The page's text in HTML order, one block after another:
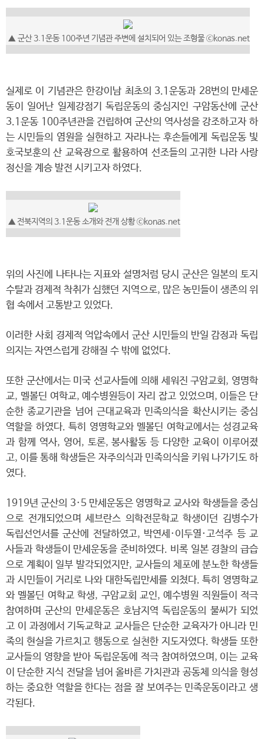
▲ 군산 3.1운동 100주년 기념관 주변에 설치되어 있는 조형물ⓒkonas.net
실제로 이 기념관은 한강이남 최초의 3.1운동과 28번의 만세운
동이 일어난 일제강점기 독립운동의 중심지인 구암동산에 군산
3.1운동 100주년관을 건립하여 군산의 역사성을 강조하고자 하
는 시민들의 염원을 실현하고 자라나는 후손들에게 독립운동 빛
호국보훈의 산 교육장으로 활용하여 선조들의 고귀한 나라 사랑
정신을 계승 발전 시키고자 하였다.
▲ 전북지역의 3.1운동 소개와 전개 상황 ⓒkonas.net
위의 사진에 나타나는 지표와 설명처럼 당시 군산은 일본의 토지
수탈과 경제적 착취가 심했던 지역으로, 많은 농민들이 생존의 위
협 속에서 고통받고 있었다.
이러한 사회 경제적 억압속에서 군산 시민들의 반일 감정과 독립
의지는 자연스럽게 강해질 수 밖에 없었다.
또한 군산에서는 미국 선교사들에 의해 세워진 구암교회, 영명학
교, 멜볼딘 여학교, 예수병원등이 자리 잡고 있었으며, 이들은 단
순한 종교기관을 넘어 근대교육과 민족의식을 확산시키는 중심
역할을 하였다. 특히 영명학교와 멜볼딘 여학교에서는 성경교육
과 함께 역사, 영어, 토론, 봉사활동 등 다양한 교육이 이루어졌
고, 이를 통해 학생들은 자주의식과 민족의식을 키워 나가기도 하
였다.
1919년 군산의 3·5 만세운동은 영명학교 교사와 학생들을 중심
으로 전개되었으며 세브란스 의학전문학교 학생이던 김병수가
독립선언서를 군산에 전달하였고, 박연세·이두열·고석주 등 교
사들과 학생들이 만세운동을 준비하였다. 비록 일본 경찰의 급습
으로 계획이 일부 발각되었지만, 교사들의 체포에 분노한 학생들
과 시민들이 거리로 나와 대한독립만세를 외쳤다. 특히 영명학교
와 멜볼딘 여학교 학생, 구암교회 교인, 예수병원 직원들이 적극
참여하며 군산의 만세운동은 호남지역 독립운동의 불씨가 되었
고 이 과정에서 기독교학교 교사들은 단순한 교육자가 아니라 민
족의 현실을 가르치고 행동으로 실천한 지도자였다. 학생들 또한
교사들의 영향을 받아 독립운동에 적극 참여하였으며, 이는 교육
이 단순한 지식 전달을 넘어 올바른 가치관과 공동체 의식을 형성
하는 중요한 역할을 한다는 점을 잘 보여주는 민족운동이라고 생
각된다.